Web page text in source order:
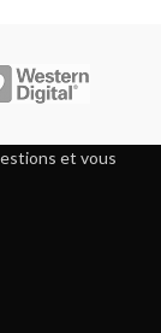
et vous